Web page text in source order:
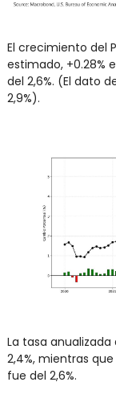
El crecimiento del
estimado, +0.28%
del 2,6%. (El dato
2,9%).
La tasa
2,4%, mientras
fue del 2,6%.